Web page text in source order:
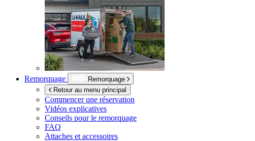
Remorquage
Remorquage
Retour au menu principal
Commencer une réservation
Vidéos explicatives
Conseils pour le remorquage
FAQ
Attaches et accessoires